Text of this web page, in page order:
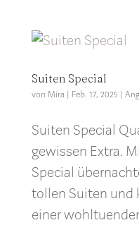
Suiten Special
von Mira | Feb. 17, 2025 |
Suiten Special
gewissen Extra.
Special
tollen Suiten und
einer